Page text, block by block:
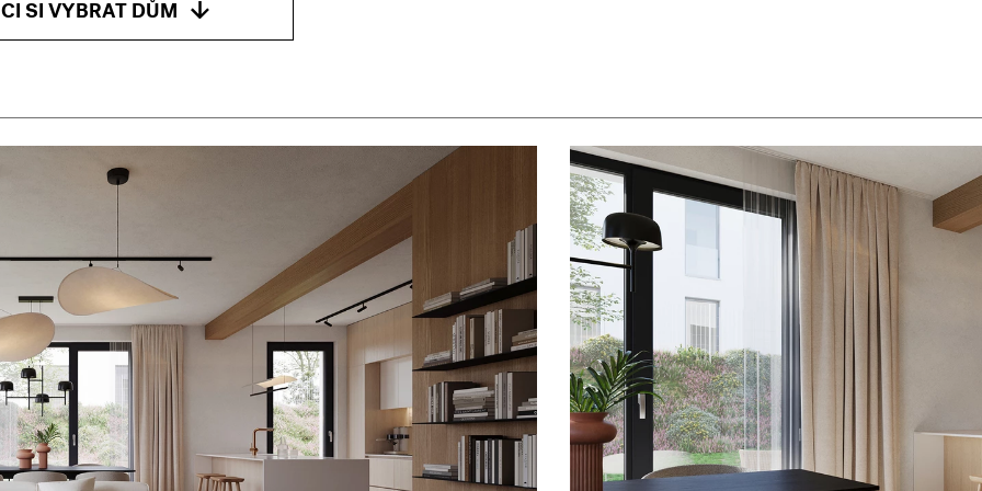
SI VYBRAT DŮM